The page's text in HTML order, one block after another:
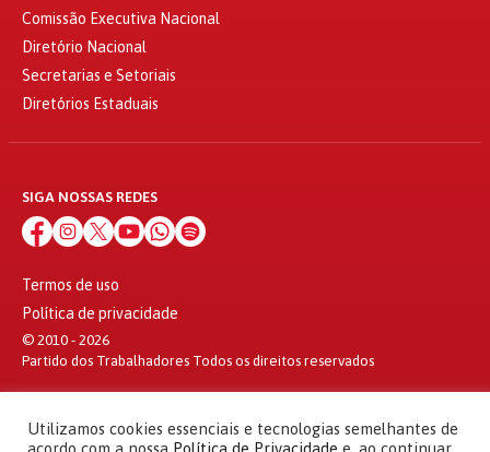
Comissão Executiva Nacional
Diretório Nacional
Secretarias e Setoriais
Diretórios Estaduais
SIGA NOSSAS REDES
Termos de uso
Política de privacidade
© 2010 - 2026
Partido dos Trabalhadores Todos os direitos reservados
Utilizamos cookies essenciais e tecnologias semelhantes de
acordo com a nossa Política de Privacidade e, ao continuar